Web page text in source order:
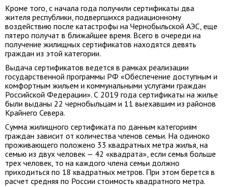
Кроме того, с начала года получили сертификаты два
жителя республики, подвергшихся радиационному
воздействию после катастрофы на Чернобыльской АЭС, еще
пятеро получат в ближайшее время. Всего в очереди на
получение жилищных сертификатов находятся девять
граждан из этой категории.
Выдача сертификатов ведется в рамках реализации
государственной программы РФ «Обеспечение доступным и
комфортным жильем и коммунальными услугами граждан
Российской Федерации». С 2019 года сертификаты на жилье
были выданы 22 чернобыльцам и 11 выехавшим из районов
Крайнего Севера.
Сумма жилищного сертификата по данным категориям
граждан зависит от количества членов семьи. На одиноко
проживающего положено 33 квадратных метра жилья, на
семью из двух человек — 42 «квадрата», если семья больше
трех человек, то на каждого члена семьи должно
приходиться по 18 квадратных метров. При этом берется в
расчет средняя по России стоимость квадратного метра.